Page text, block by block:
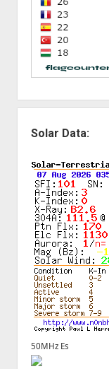
Solar Data:
50MHz Es